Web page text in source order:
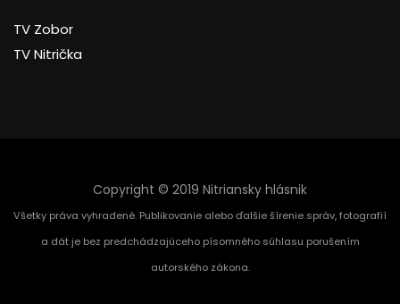
TV Zobor
TV Nitrička
Copyright © 2019 Nitriansky hlásnik
Všetky práva vyhradené. Publikovanie alebo ďalšie šírenie správ, fotografií
a dát je bez predchádzajúceho písomného súhlasu porušením
autorského zákona.